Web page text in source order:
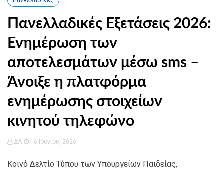
Πανελλαδικές Εξετάσεις 2026:
Ενημέρωση των
αποτελεσμάτων μέσω sms –
Άνοιξε η πλατφόρμα
ενημέρωσης στοιχείων
κινητού τηλεφώνο
ΔΛ 16 Ιουνίου, 2026
Κοινό Δελτίο Τύπου των Υπουργείων Παιδείας,